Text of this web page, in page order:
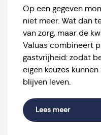
Op een gegeven
niet meer. Wat dan
van zorg, maar de
Valuas combineert
gastvrijheid: zodat
eigen keuzes
blijven leven.
Lees meer